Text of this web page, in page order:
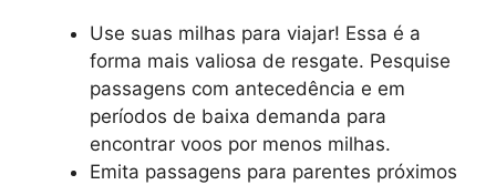
Use suas milhas para viajar! Essa é a
forma mais valiosa de resgate. Pesquise
passagens com antecedência e em
períodos de baixa demanda para
encontrar voos por menos milhas.
Emita passagens para parentes próximos